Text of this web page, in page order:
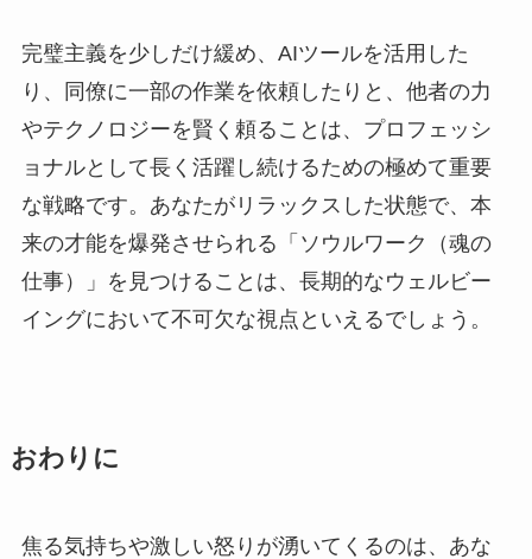
完璧主義を少しだけ緩め、AIツールを活用した
り、同僚に一部の作業を依頼したりと、他者の力
やテクノロジーを賢く頼ることは、プロフェッシ
ョナルとして長く活躍し続けるための極めて重要
な戦略です。あなたがリラックスした状態で、本
来の才能を爆発させられる「ソウルワーク（魂の
仕事）」を見つけることは、長期的なウェルビー
イングにおいて不可欠な視点といえるでしょう。
おわりに
焦る気持ちや激しい怒りが湧いてくるのは、あな